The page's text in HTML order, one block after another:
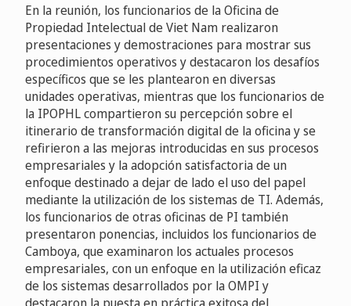
En la reunión, los funcionarios de la Oficina de
Propiedad Intelectual de Viet Nam realizaron
presentaciones y demostraciones para mostrar sus
procedimientos operativos y destacaron los desafíos
específicos que se les plantearon en diversas
unidades operativas, mientras que los funcionarios de
la IPOPHL compartieron su percepción sobre el
itinerario de transformación digital de la oficina y se
refirieron a las mejoras introducidas en sus procesos
empresariales y la adopción satisfactoria de un
enfoque destinado a dejar de lado el uso del papel
mediante la utilización de los sistemas de TI. Además,
los funcionarios de otras oficinas de PI también
presentaron ponencias, incluidos los funcionarios de
Camboya, que examinaron los actuales procesos
empresariales, con un enfoque en la utilización eficaz
de los sistemas desarrollados por la OMPI y